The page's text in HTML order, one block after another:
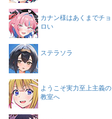
カナン様はあくまでチョ
ロい
ステラソラ
ようこそ実力至上主義の
教室へ